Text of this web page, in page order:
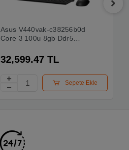
Asus V440vak-c38256b0d
Core 3 100u 8gb Ddr5
Fhd Siyah Freedos All In
One Pc
32,599.47 TL
Sepete Ekle